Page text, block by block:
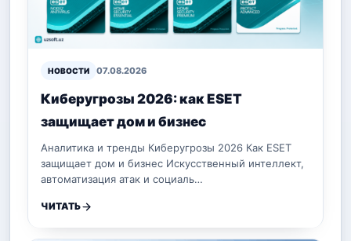
НОВОСТИ 07.08.2026
Киберугрозы 2026: как ESET
защищает дом и бизнес
Аналитика и тренды Киберугрозы 2026 Как ESET
защищает дом и бизнес Искусственный интеллект,
автоматизация атак и социаль…
ЧИТАТЬ